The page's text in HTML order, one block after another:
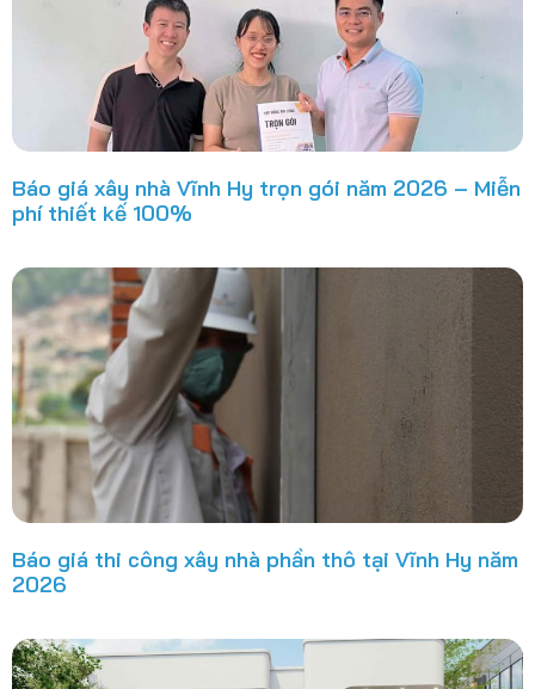
Báo giá xây nhà Vĩnh Hy trọn gói năm 2026 – Miễn
phí thiết kế 100%
Báo giá thi công xây nhà phần thô tại Vĩnh Hy năm
2026